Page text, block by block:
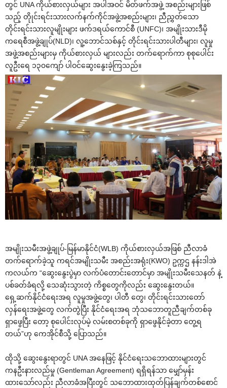
တွင် UNA ကိုယ်စားလှယ်များ အပါအဝင် မိတ်ဖက်အဖွဲ့ အစည်းများဖြစ်
သည့် တိုုင်းရင်းသားလက်နက်ကိုင်အဖွဲ့အစည်းများ၊ ညီညွှတ်‌သော
တိုင်းရင်းသားလူမျိုးများ ဖက်ဒရယ်‌ကောင်စီ (UNFC)၊ အမျိုးသားဒီမို
က‌ရေစီအဖွဲ့ချုပ်(NLD)၊ လူ့‌ဘောင်သစ်နှင့် တိုင်းရင်းသားပါတီများ၊ လူမှု
အဖွဲ့အစည်းများမှ ကိုယ်စားလှယ် များလည်း တက်‌ရောက်ကာ စုစု‌ပေါင်း
လူဦး‌ရေ ၁၃၀‌ကျော် ပါဝင်‌ဆွေး‌နွေးခဲ့ကြသည်။
အမျိုးသမီးအဖွဲ့ချုပ်-မြန်မာနိုင်ငံ(WLB) ကိုယ်စားလှယ်အဖြစ် ညီလာခံ
တက်‌ရောက်ခဲ့သူ ကရင်အမျိုးသမီး အစည်းအရုံး(KWO) ဥက္ကဌ နန်းဒါအဲ
ကလယ်က “‌ဆွေး‌နွေးပွဲမှာ လက်ပံ‌တောင်း‌တောင်မှာ အမျိုးသမီး‌သေနတ် နဲ့
ပစ်ခတ်ခံရလို့ ‌သေဆုံးသွားတဲ့ ကိစ္စ‌တွေကိုလည်း ‌ဆွေး‌နွေးတယ်။
‌ရှေ့ဆက်နိုင်ငံ‌ရေးအရ လူမှုအဖွဲ့‌တွေ၊ ပါတီ ‌တွေ၊ တိုင်းရင်းသား‌တော်
လှန်‌ရေးအဖွဲ့‌တွေ လက်တွဲပြီး နိုင်ငံ‌ရေးအရ ဘုံသ‌ဘောတူညီချက်တစ်ခု
ရှာ‌ဖွေပြီး ‌တော့ စု‌ပေါင်းလုပ်မဲ့ လမ်းစတစ်ခုကို ရှာ‌ဖွေနိုင်ခဲ့တာ ‌တွေ့ရ
တယ်”ဟု ‌ကေအိုင်စီသို့ ‌ပြောသည်။
ထိုသို့ ‌ဆွေး‌နွေးရာတွင် UNA အ‌နေဖြင့် နိုင်ငံ‌ရေးသ‌ဘောထားများတွင်
ကနဦးနားလည်မှု (Gentleman Agreement) ရရှိရန်သာ ‌မျှော်မှန်း
ထား‌သော်လည်း ညီလာခံအပြီးတွင် သ‌ဘောထားထုတ်ပြန်ချက်တစ်‌စောင်